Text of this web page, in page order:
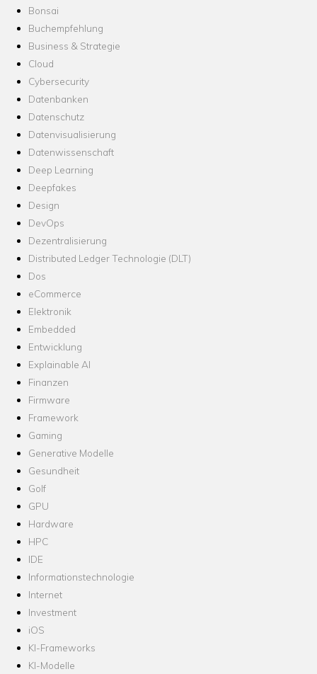
Bonsai
Buchempfehlung
Business & Strategie
Cloud
Cybersecurity
Datenbanken
Datenschutz
Datenvisualisierung
Datenwissenschaft
Deep Learning
Deepfakes
Design
DevOps
Dezentralisierung
Distributed Ledger Technologie (DLT)
Dos
eCommerce
Elektronik
Embedded
Entwicklung
Explainable AI
Finanzen
Firmware
Framework
Gaming
Generative Modelle
Gesundheit
Golf
GPU
Hardware
HPC
IDE
Informationstechnologie
Internet
Investment
iOS
KI-Frameworks
KI-Modelle